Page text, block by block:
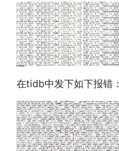
在tidb中发下如下报错：